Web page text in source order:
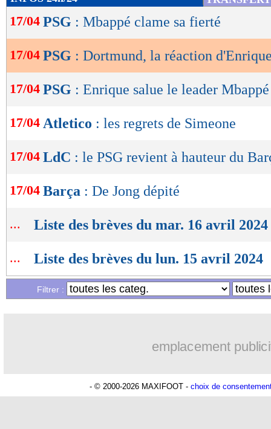
de
lecture
OK
17/04 PSG : Mbappé clame sa fierté
17/04 PSG : Dortmund, la réaction
17/04 PSG : Enrique salue le leader Mbappé
17/04 Atletico : les regrets de Simeone
17/04 LdC : le PSG revient à hauteur du
17/04 Barça : De Jong dépité
... Liste des brèves du mar. 16 avril 2024
... Liste des brèves du lun. 15 avril 2024
Filtrer :
emplacement
- © 2000-2026 MAXIFOOT - choix de